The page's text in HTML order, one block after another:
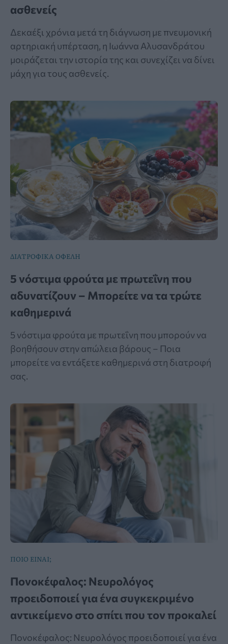
ασθενείς
Δεκαέξι χρόνια μετά τη διάγνωση με πνευμονική
αρτηριακή υπέρταση, η Ιωάννα Αλυσανδράτου
μοιράζεται την ιστορία της και συνεχίζει να δίνει
μάχη για τους ασθενείς.
ΔΙΑΤΡΟΦΙΚΑ ΟΦΕΛΗ
5 νόστιμα φρούτα με πρωτεΐνη που
αδυνατίζουν – Μπορείτε να τα τρώτε
καθημερινά
5 νόστιμα φρούτα με πρωτεΐνη που μπορούν να
βοηθήσουν στην απώλεια βάρους – Ποια
μπορείτε να εντάξετε καθημερινά στη διατροφή
σας.
ΠΟΙΟ ΕΙΝΑΙ;
Πονοκέφαλος: Νευρολόγος
προειδοποιεί για ένα συγκεκριμένο
αντικείμενο στο σπίτι που τον προκαλεί
Πονοκέφαλος: Νευρολόγος προειδοποιεί για ένα